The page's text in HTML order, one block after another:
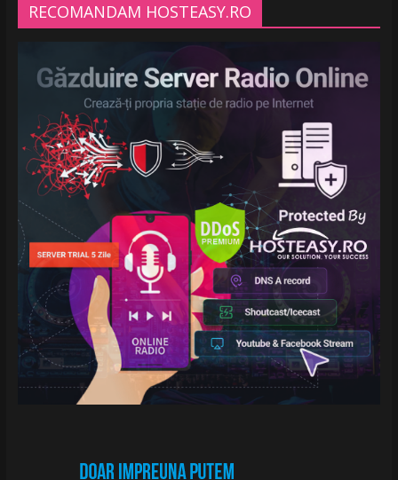
RECOMANDAM HOSTEASY.RO